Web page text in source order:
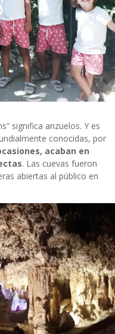
significa anzuelos. Y es
conocidas, por
acaban en
. Las cuevas fueron
abiertas al público en